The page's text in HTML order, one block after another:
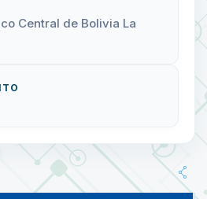
Central de Bolivia La